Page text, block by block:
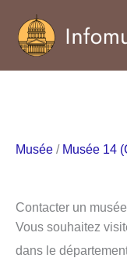
contenu
Musée / Musée 14
Contacter un
Vous souhaitez
dans le